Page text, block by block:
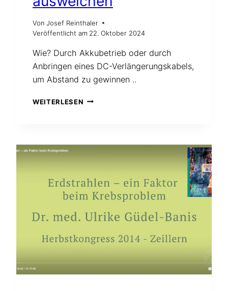
Von Josef Reinthaler
Veröffentlicht am 22. Oktober 2024
Wie? Durch Akkubetrieb oder durch
Anbringen eines DC-Verlängerungskabels,
um Abstand zu gewinnen ..
WEITERLESEN STRAHLUNGEN